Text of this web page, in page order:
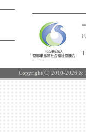
Copyright(C) 2010-2026 &